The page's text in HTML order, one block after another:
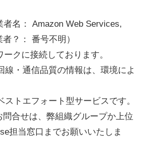
名： Amazon Web Services,
？： 番号不明）
クに接続しております。
線・通信品質の情報は、環境によ
トエフォート型サービスです。
問合せは、弊組織グループか上位
担当窓口までお願いいたしま